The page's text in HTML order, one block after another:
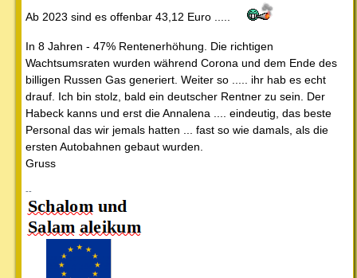
Ab 2023 sind es offenbar 43,12 Euro .....
In 8 Jahren - 47% Rentenerhöhung. Die richtigen
Wachtsumsraten wurden während Corona und dem Ende des
billigen Russen Gas generiert. Weiter so ..... ihr hab es echt
drauf. Ich bin stolz, bald ein deutscher Rentner zu sein. Der
Habeck kanns und erst die Annalena .... eindeutig, das beste
Personal das wir jemals hatten ... fast so wie damals, als die
ersten Autobahnen gebaut wurden.
Gruss
--